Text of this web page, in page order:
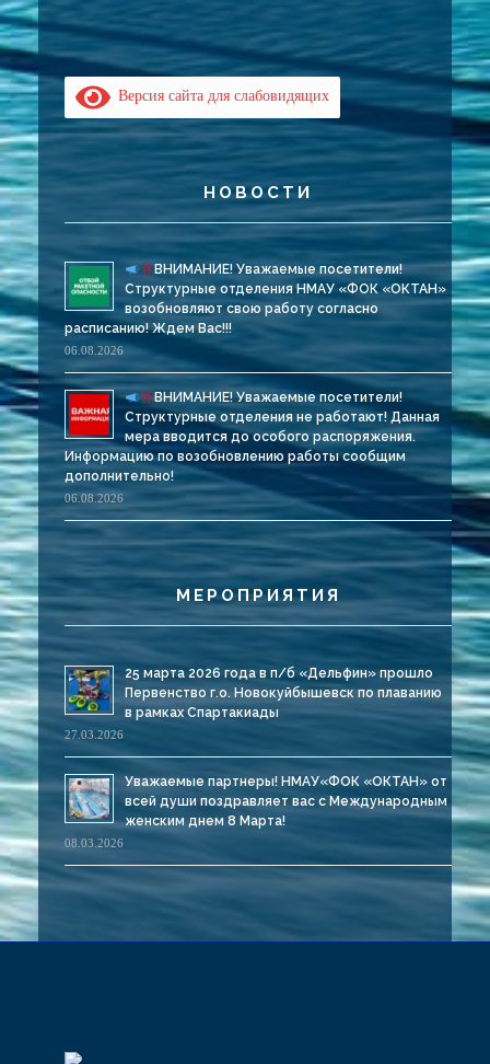
Версия сайта для слабовидящих
НОВОСТИ
ВНИМАНИЕ! Уважаемые посетители!
Структурные отделения НМАУ «ФОК «ОКТАН»
возобновляют свою работу согласно
расписанию! Ждем Вас!!!
06.08.2026
ВНИМАНИЕ! Уважаемые посетители!
Структурные отделения не работают! Данная
мера вводится до особого распоряжения.
Информацию по возобновлению работы сообщим
дополнительно!
06.08.2026
МЕРОПРИЯТИЯ
25 марта 2026 года в п/б «Дельфин» прошло
Первенство г.о. Новокуйбышевск по плаванию
в рамках Спартакиады
27.03.2026
Уважаемые партнеры! НМАУ«ФОК «ОКТАН» от
всей души поздравляет вас с Международным
женским днем 8 Марта!
08.03.2026